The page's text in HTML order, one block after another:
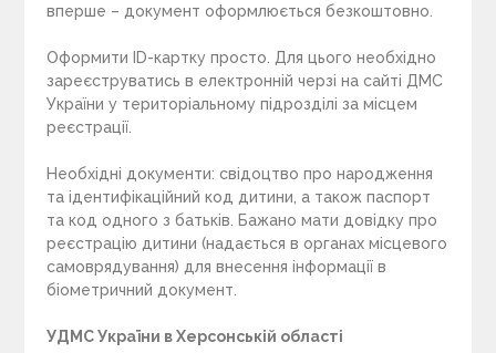
вперше – документ оформлюється безкоштовно.
Оформити ID-картку просто. Для цього необхідно
зареєструватись в електронній черзі на сайті ДМС
України у територіальному підрозділі за місцем
реєстрації.
Необхідні документи: свідоцтво про народження
та ідентифікаційний код дитини, а також паспорт
та код одного з батьків. Бажано мати довідку про
реєстрацію дитини (надається в органах місцевого
самоврядування) для внесення інформації в
біометричний документ.
УДМС України в Херсонській області